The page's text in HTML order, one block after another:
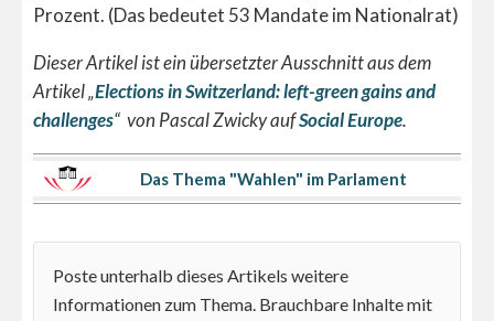
Prozent. (Das bedeutet 53 Mandate im Nationalrat)
Dieser Artikel ist ein übersetzter Ausschnitt aus dem
Artikel „Elections in Switzerland: left-green gains and
challenges“ von Pascal Zwicky aufSocial Europe.
Das Thema "Wahlen" im Parlament
Poste unterhalb dieses Artikels weitere
Informationen zum Thema. Brauchbare Inhalte mit